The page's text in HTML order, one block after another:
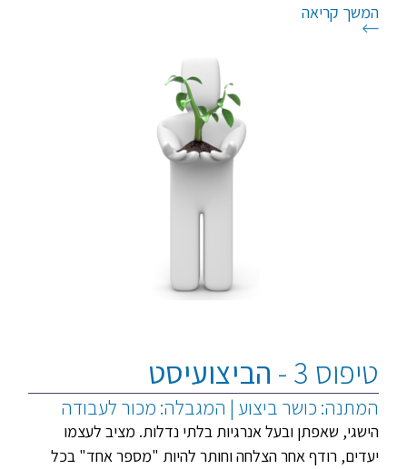
המשך קריאה
טיפוס 3 - הביצועיסט
המתנה: כושר ביצוע | המגבלה: מכור לעבודה
הישגי, שאפתן ובעל אנרגיות בלתי נדלות. מציב לעצמו
יעדים, רודף אחר הצלחה וחותר להיות "מספר אחד" בכל